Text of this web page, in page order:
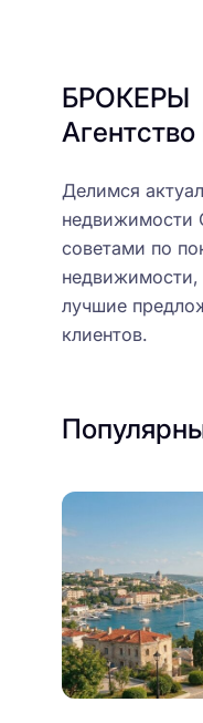
БРОКЕРЫ
Делимся
недвижимости
советами по
недвижимости,
лучшие
клиентов.